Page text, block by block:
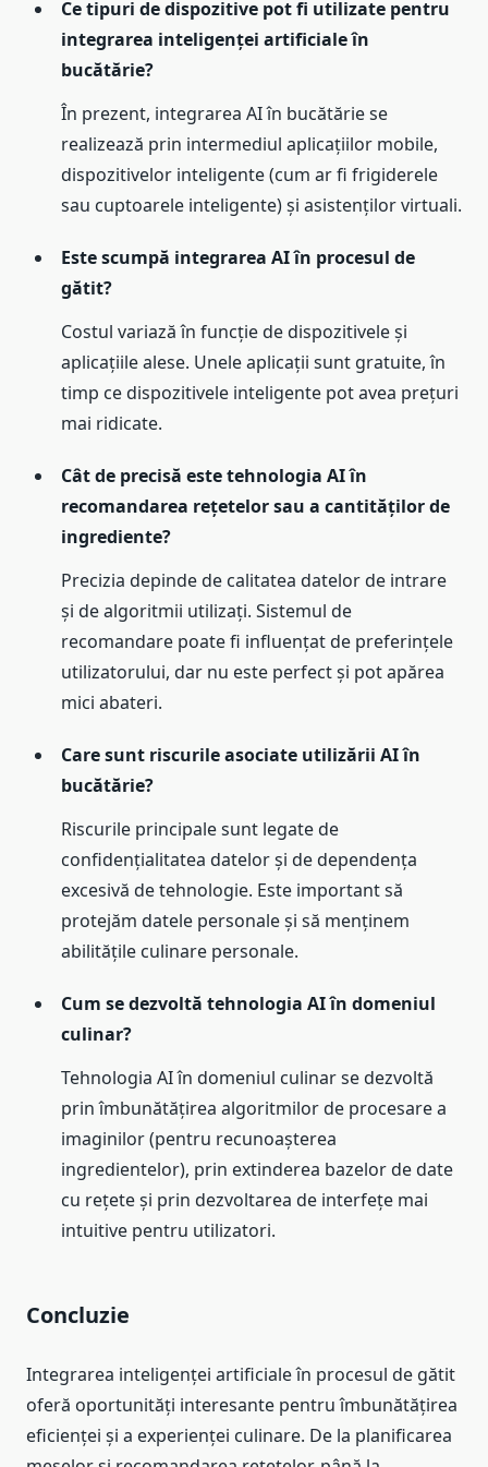
Ce tipuri de dispozitive pot fi utilizate pentru
integrarea inteligenței artificiale în
bucătărie?
În prezent, integrarea AI în bucătărie se
realizează prin intermediul aplicațiilor mobile,
dispozitivelor inteligente (cum ar fi frigiderele
sau cuptoarele inteligente) și asistenților virtuali.
Este scumpă integrarea AI în procesul de
gătit?
Costul variază în funcție de dispozitivele și
aplicațiile alese. Unele aplicații sunt gratuite, în
timp ce dispozitivele inteligente pot avea prețuri
mai ridicate.
Cât de precisă este tehnologia AI în
recomandarea rețetelor sau a cantităților de
ingrediente?
Precizia depinde de calitatea datelor de intrare
și de algoritmii utilizați. Sistemul de
recomandare poate fi influențat de preferințele
utilizatorului, dar nu este perfect și pot apărea
mici abateri.
Care sunt riscurile asociate utilizării AI în
bucătărie?
Riscurile principale sunt legate de
confidențialitatea datelor și de dependența
excesivă de tehnologie. Este important să
protejăm datele personale și să menținem
abilitățile culinare personale.
Cum se dezvoltă tehnologia AI în domeniul
culinar?
Tehnologia AI în domeniul culinar se dezvoltă
prin îmbunătățirea algoritmilor de procesare a
imaginilor (pentru recunoașterea
ingredientelor), prin extinderea bazelor de date
cu rețete și prin dezvoltarea de interfețe mai
intuitive pentru utilizatori.
Concluzie
Integrarea inteligenței artificiale în procesul de gătit
oferă oportunități interesante pentru îmbunătățirea
eficienței și a experienței culinare. De la planificarea